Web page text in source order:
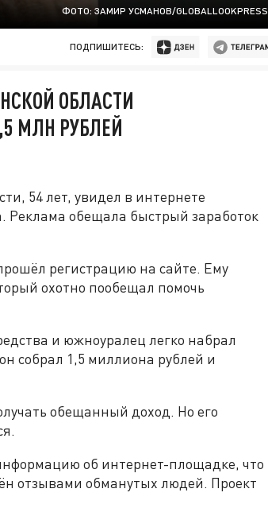
ФОТО: ЗАМИР УСМАНОВ/GLOBALLOOKPRESS
ПОДПИШИТЕСЬ:
ОБЛАСТИ
МЛН РУБЛЕЙ
54 лет, увидел в интернете
Реклама обещала быстрый заработок
регистрацию на сайте. Ему
охотно пообещал помочь
и южноуралец легко набрал
собрал 1,5 миллиона рублей и
обещанный доход. Но его
об интернет-площадке, что
отзывами обманутых людей. Проект